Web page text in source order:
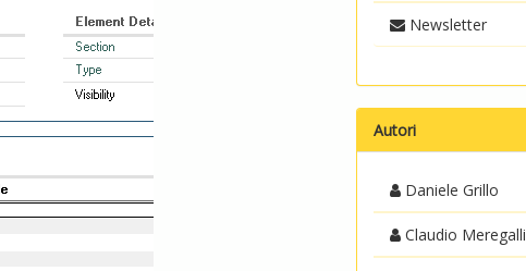
Newsletter
Autori
Daniele Grillo
Claudio Meregalli